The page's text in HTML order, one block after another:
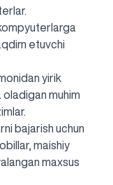
etuvchi
yirik
muhim
bajarish uchun
maishiy
maxsus